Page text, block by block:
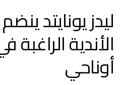
ليدز يونايتد
الأندية
أوناحي